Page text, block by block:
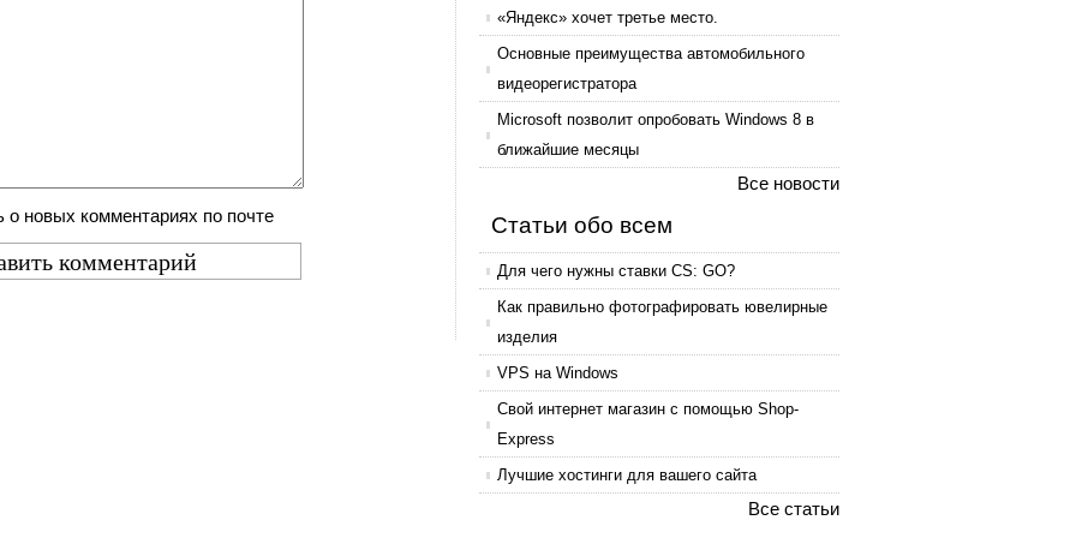
новых комментариях по почте
«Яндекс» хочет третье место.
Основные преимущества автомобильного
видеорегистратора
Microsoft позволит опробовать Windows 8 в
ближайшие месяцы
Все новости
Статьи обо всем
Для чего нужны ставки CS: GO?
Как правильно фотографировать ювелирные
изделия
VPS на Windows
Свой интернет магазин с помощью Shop-
Express
Лучшие хостинги для вашего сайта
Все статьи